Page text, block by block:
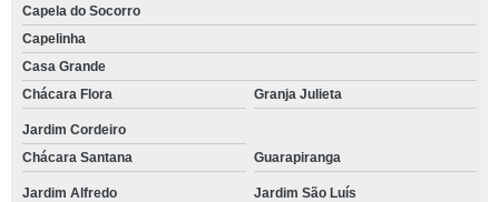
Capela do Socorro
Capelinha
Casa Grande
Chácara Flora
Granja Julieta
Jardim Cordeiro
Chácara Santana
Guarapiranga
Jardim Alfredo Jardim São Luís